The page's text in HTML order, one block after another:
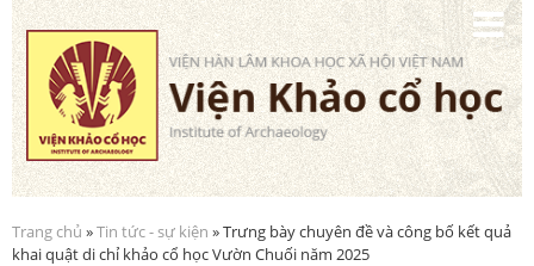
Nhảy
đến
nội
dung
Bạn đang ở đây
Trang chủ »Tin tức - sự kiện » Trưng bày chuyên đề và công bố kết quả
khai quật di chỉ khảo cổ học Vườn Chuối năm 2025